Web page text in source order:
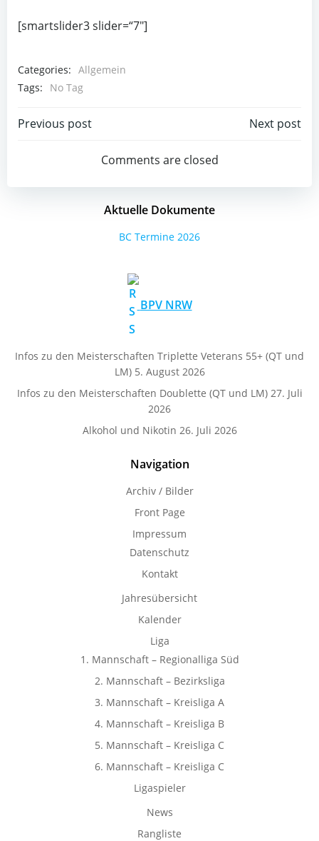
[smartslider3 slider=“7″]
Categories: Allgemein
Tags:
No Tag
Post
navigation
Previous post
navigation
Next post
Comments are closed
Aktuelle Dokumente
BC Termine 2026
BPV NRW
Infos zu den Meisterschaften Triplette Veterans 55+ (QT und
LM) 5. August 2026
Infos zu den Meisterschaften Doublette (QT und LM) 27. Juli
2026
Alkohol und Nikotin 26. Juli 2026
Navigation
Archiv / Bilder
Front Page
Impressum
Datenschutz
Kontakt
Jahresübersicht
Kalender
Liga
1. Mannschaft – Regionalliga Süd
2. Mannschaft – Bezirksliga
3. Mannschaft – Kreisliga A
4. Mannschaft – Kreisliga B
5. Mannschaft – Kreisliga C
6. Mannschaft – Kreisliga C
Ligaspieler
News
Rangliste